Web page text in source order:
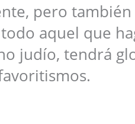
pero
aquel que
judío, tendrá